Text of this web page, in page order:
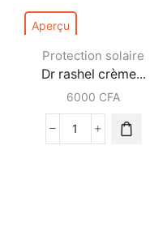
Aperçu
Protection solaire
Dr rashel crème...
6000 CFA